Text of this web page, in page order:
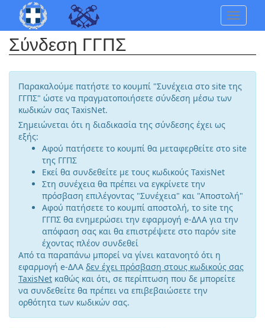
Toggle
Σύνδεση ΓΓΠΣ
Παρακαλούμε πατήστε το κουμπί "Συνέχεια στο site της
ΓΓΠΣ" ώστε να πραγματοποιήσετε σύνδεση μέσω των
κωδικών σας TaxisNet.
Σημειώνεται ότι η διαδικασία της σύνδεσης έχει ως
εξής:
Αφού πατήσετε το κουμπί θα μεταφερθείτε στο site
της ΓΓΠΣ
Εκεί θα συνδεθείτε με τους κωδικούς TaxisNet
Στη συνέχεια θα πρέπει να εγκρίνετε την
πρόσβαση επιλέγοντας "Συνέχεια" και "Αποστολή"
Αφού πατήσετε το κουμπί αποστολή, το site της
ΓΓΠΣ θα ενημερώσει την εφαρμογή e-ΔΛΑ για την
απόφαση σας και θα επιστρέψετε στο παρόν site
έχοντας πλέον συνδεθεί
Από τα παραπάνω μπορεί να γίνει κατανοητό ότι η
εφαρμογή e-ΔΛΑ δεν έχει πρόσβαση στους κωδικούς σας
TaxisNet καθώς και ότι, σε περίπτωση που δε μπορείτε
να συνδεθείτε θα πρέπει να επιβεβαιώσετε την
ορθότητα των κωδικών σας.